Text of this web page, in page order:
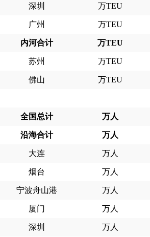
深圳 万TEU
广州 万TEU
内河合计 万TEU
苏州 万TEU
佛山 万TEU
全国总计 万人
沿海合计 万人
大连 万人
烟台 万人
宁波舟山港 万人
厦门 万人
深圳 万人